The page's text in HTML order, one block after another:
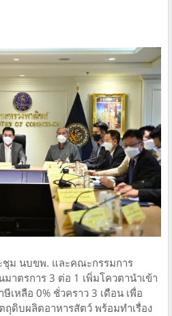
ชุม นบขพ. และคณะกรรมการ
าตรการ 3 ต่อ 1 เพิ่มโควตานำเข้า
หลือ 0% ชั่วคราว 3 เดือน เพื่อ
ดิบผลิตอาหารสัตว์ พร้อมทำเรื่อง